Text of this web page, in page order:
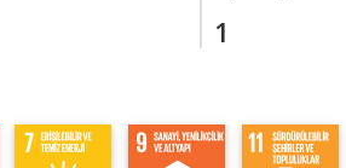
1